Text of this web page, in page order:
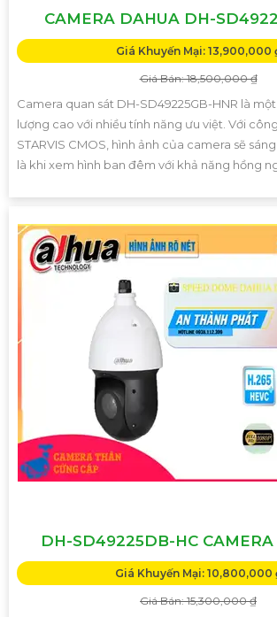
CAMERA DAHUA DH-
Giá Khuyến Mại: 13,900,000
Giá Bán: 18,500,000 ₫
Camera quan sát DH-SD49225GB-HNR là
lượng cao với nhiều tính năng ưu việt. Với
STARVIS CMOS, hình ảnh của camera sẽ
là khi xem hình ban đêm với khả năng hồng
DH-SD49225DB-HC CAMERA
Giá Khuyến Mại: 10,800,000
Giá Bán: 15,300,000 ₫